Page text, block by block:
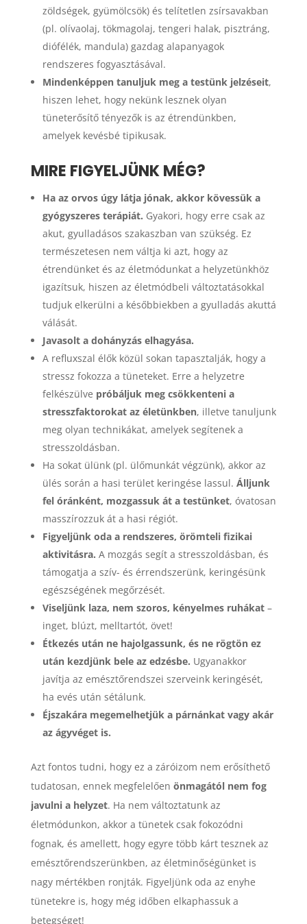
zöldségek, gyümölcsök) és telítetlen zsírsavakban
(pl. olívaolaj, tökmagolaj, tengeri halak, pisztráng,
diófélék, mandula) gazdag alapanyagok
rendszeres fogyasztásával.
Mindenképpen tanuljuk meg a testünk jelzéseit,
hiszen lehet, hogy nekünk lesznek olyan
tüneterősítő tényezők is az étrendünkben,
amelyek kevésbé tipikusak.
MIRE FIGYELJÜNK MÉG?
Ha az orvos úgy látja jónak, akkor kövessük a
gyógyszeres terápiát. Gyakori, hogy erre csak az
akut, gyulladásos szakaszban van szükség. Ez
természetesen nem váltja ki azt, hogy az
étrendünket és az életmódunkat a helyzetünkhöz
igazítsuk, hiszen az életmódbeli változtatásokkal
tudjuk elkerülni a későbbiekben a gyulladás akuttá
válását.
Javasolt a dohányzás elhagyása.
A refluxszal élők közül sokan tapasztalják, hogy a
stressz fokozza a tüneteket. Erre a helyzetre
felkészülve próbáljuk meg csökkenteni a
stresszfaktorokat az életünkben, illetve tanuljunk
meg olyan technikákat, amelyek segítenek a
stresszoldásban.
Ha sokat ülünk (pl. ülőmunkát végzünk), akkor az
ülés során a hasi terület keringése lassul. Álljunk
fel óránként, mozgassuk át a testünket, óvatosan
masszírozzuk át a hasi régiót.
Figyeljünk oda a rendszeres, örömteli fizikai
aktivitásra. A mozgás segít a stresszoldásban, és
támogatja a szív- és érrendszerünk, keringésünk
egészségének megőrzését.
Viseljünk laza, nem szoros, kényelmes ruhákat–
inget, blúzt, melltartót, övet!
Étkezés után ne hajolgassunk, és ne rögtön ez
után kezdjünk bele az edzésbe. Ugyanakkor
javítja az emésztőrendszei szerveink keringését,
ha evés után sétálunk.
Éjszakára megemelhetjük a párnánkat vagy akár
az ágyvéget is.
Azt fontos tudni, hogy ez a záróizom nem erősíthető
tudatosan, ennek megfelelően önmagától nem fog
javulni a helyzet. Ha nem változtatunk az
életmódunkon, akkor a tünetek csak fokozódni
fognak, és amellett, hogy egyre több kárt tesznek az
emésztőrendszerünkben, az életminőségünket is
nagy mértékben ronjták. Figyeljünk oda az enyhe
tünetekre is, hogy még időben elkaphassuk a
betegséget!